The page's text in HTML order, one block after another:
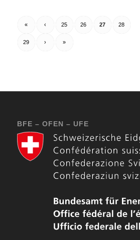
« ‹ 25 26 27 28
29 › »
BFE – OFEN – UFE